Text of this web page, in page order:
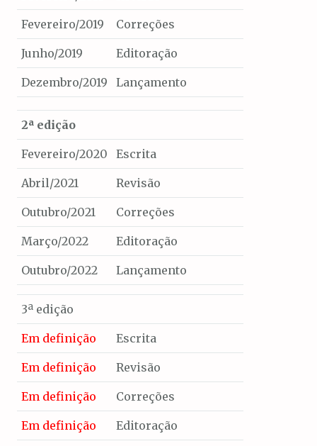
Fevereiro/2019 Correções
Junho/2019 Editoração
Dezembro/2019 Lançamento
2ª edição
Fevereiro/2020 Escrita
Abril/2021 Revisão
Outubro/2021 Correções
Março/2022 Editoração
Outubro/2022 Lançamento
3ª edição
Em definição Escrita
Em definição Revisão
Em definição Correções
Em definição Editoração